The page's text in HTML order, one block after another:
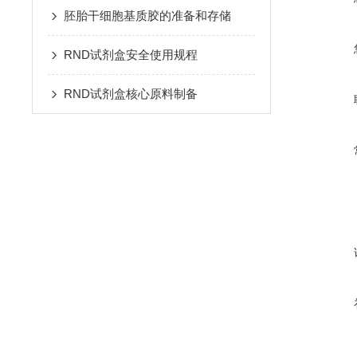
胚胎干细胞基质胶的准备和存储
RND试剂盒安全使用规程
RND试剂盒核心原料制备